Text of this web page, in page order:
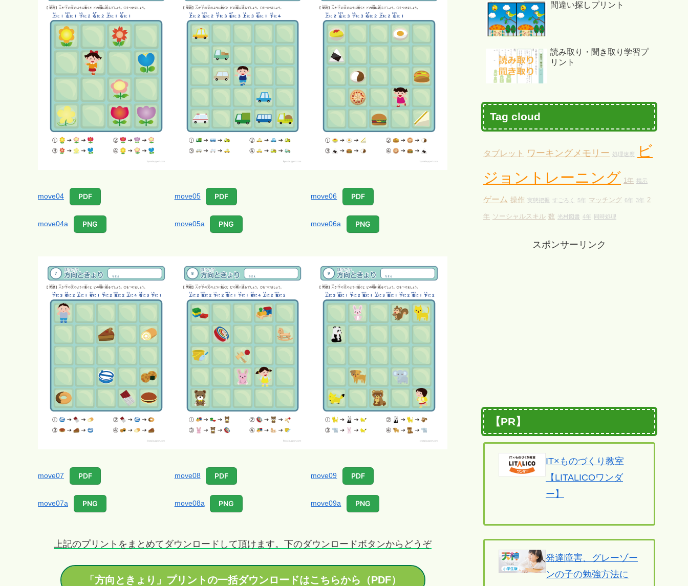
move04 PDF
move04a PNG
move05 PDF
move05a PNG
move06 PDF
move06a PNG
move07 PDF
move07a PNG
move08 PDF
move08a PNG
move09 PDF
move09a PNG
上記のプリントをまとめてダウンロードして頂けます。下のダウンロードボタンからどうぞ
「方向ときょり」プリントの一括ダウンロードはこちらから（PDF）
間違い探しプリント
読み取り・聞き取り学習プ
リント
Tag cloud
タブレット ワーキングメモリー 処理速度
ビ
ジョントレーニング 1年 掲示
ゲーム 操作 実態把握 すごろく 5年 マッチング 6年 3年 2
年 ソーシャルスキル 数 光村図書 4年 同時処理
スポンサーリンク
【PR】
IT×ものづくり教室
【LITALICOワンダ
ー】
発達障害、グレーゾー
ンの子の勉強方法に